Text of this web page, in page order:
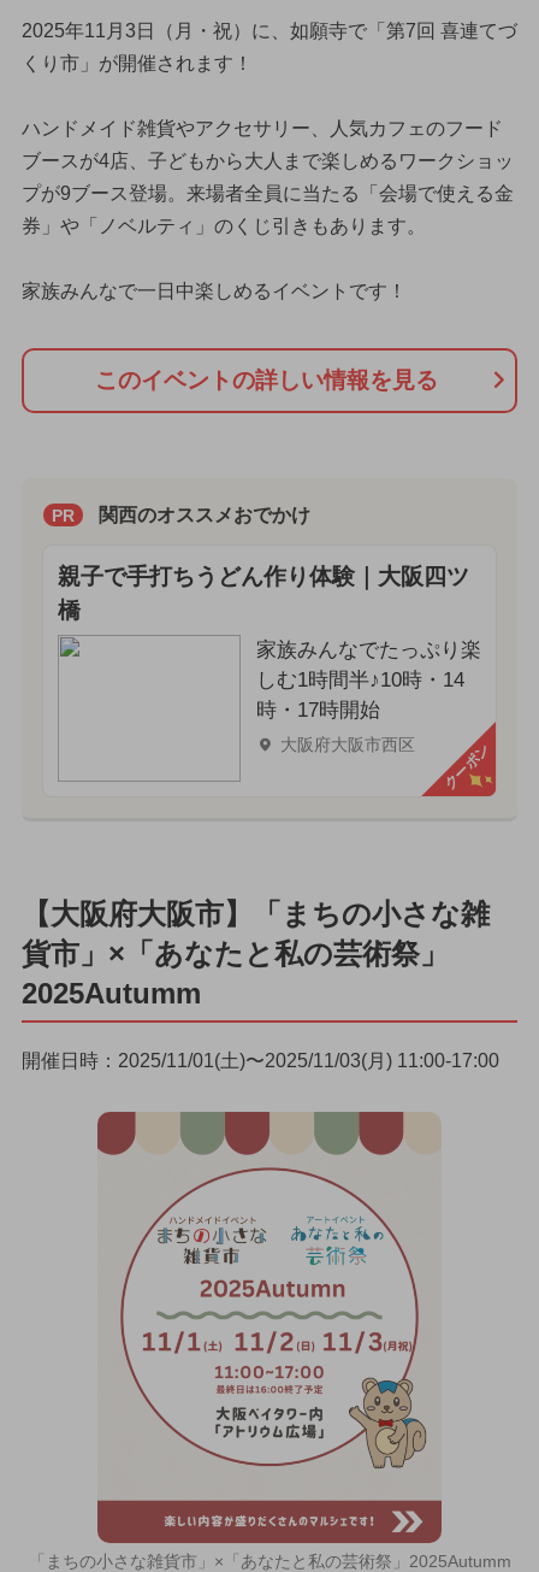
2025年11月3日（月・祝）に、如願寺で「第7回 喜連てづ
くり市」が開催されます！
ハンドメイド雑貨やアクセサリー、人気カフェのフード
ブースが4店、子どもから大人まで楽しめるワークショッ
プが9ブース登場。来場者全員に当たる「会場で使える金
券」や「ノベルティ」のくじ引きもあります。
家族みんなで一日中楽しめるイベントです！
このイベントの詳しい情報を見る
PR 関西のオススメおでかけ
親子で手打ちうどん作り体験｜大阪四ツ
橋
家族みんなでたっぷり楽
しむ1時間半♪10時・14
時・17時開始
大阪府大阪市西区 クーポン
【大阪府大阪市】「まちの小さな雑
貨市」×「あなたと私の芸術祭」
2025Autumm
開催日時：2025/11/01(土)〜2025/11/03(月) 11:00-17:00
「まちの小さな雑貨市」×「あなたと私の芸術祭」2025Autumm